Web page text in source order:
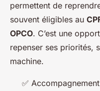
permettent de
souvent éligibles au
OPCO. C’est une
repenser ses priorités,
machine.
✅